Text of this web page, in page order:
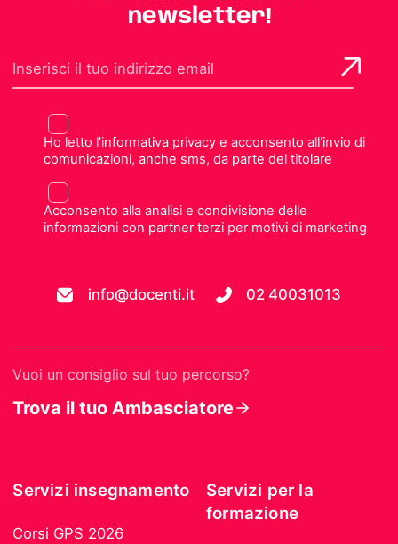
newsletter!
Ho letto l'informativa privacye acconsento all'invio di
comunicazioni, anche sms, da parte del titolare
Acconsento alla analisi e condivisione delle
informazioni con partner terzi per motivi di marketing
info@docenti.it 02 40031013
Vuoi un consiglio sul tuo percorso?
Trova il tuo Ambasciatore
Servizi insegnamento
Corsi GPS 2026
Servizi per la
formazione